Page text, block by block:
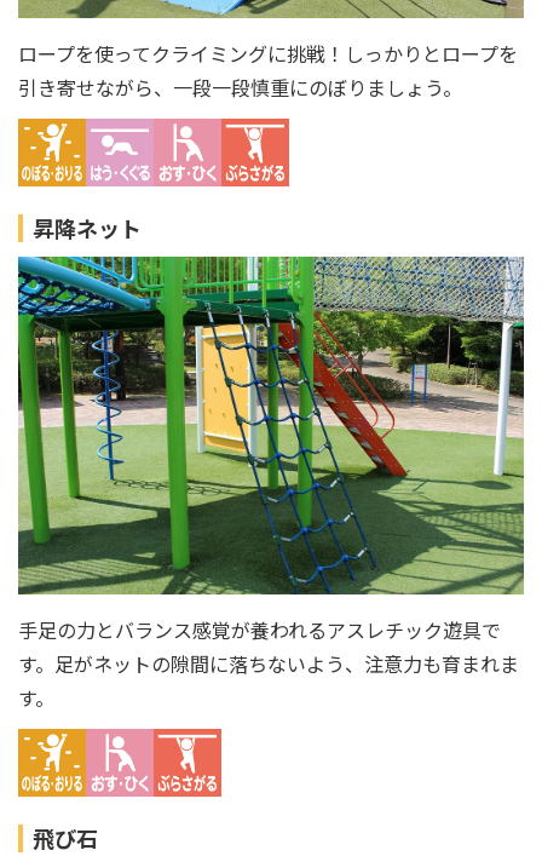
ロープを使ってクライミングに挑戦！しっかりとロープを
引き寄せながら、一段一段慎重にのぼりましょう。
昇降ネット
手足の力とバランス感覚が養われるアスレチック遊具で
す。足がネットの隙間に落ちないよう、注意力も育まれま
す。
飛び石